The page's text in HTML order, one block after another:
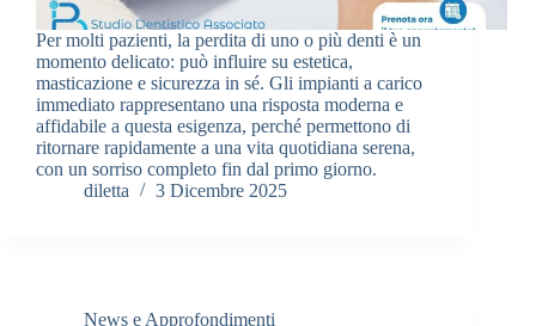
Per molti pazienti, la perdita di uno o più denti è un
momento delicato: può influire su estetica,
masticazione e sicurezza in sé. Gli impianti a carico
immediato rappresentano una risposta moderna e
affidabile a questa esigenza, perché permettono di
ritornare rapidamente a una vita quotidiana serena,
con un sorriso completo fin dal primo giorno.
diletta
3 Dicembre 2025
News e Approfondimenti